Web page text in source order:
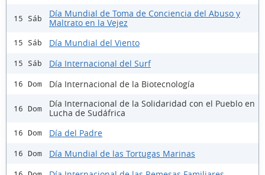
15 Sáb
Día Mundial de Toma de Conciencia del Abuso y
Maltrato en la Vejez
15 Sáb Día Mundial del Viento
15 Sáb Día Internacional del Surf
16 Dom Día Internacional de la Biotecnología
16 Dom
Día Internacional de la Solidaridad con el Pueblo en
Lucha de Sudáfrica
16 Dom Día del Padre
16 Dom Día Mundial de las Tortugas Marinas